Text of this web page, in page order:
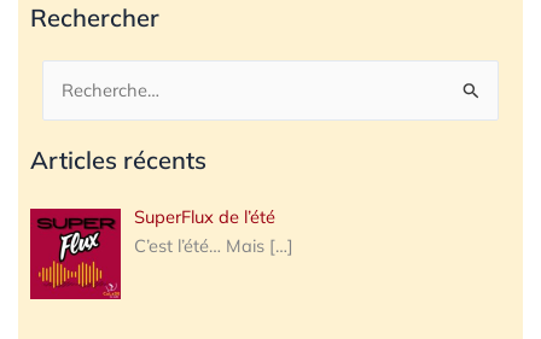
Rechercher
Rechercher :
Articles récents
SuperFlux de l’été
C’est l’été… Mais […]